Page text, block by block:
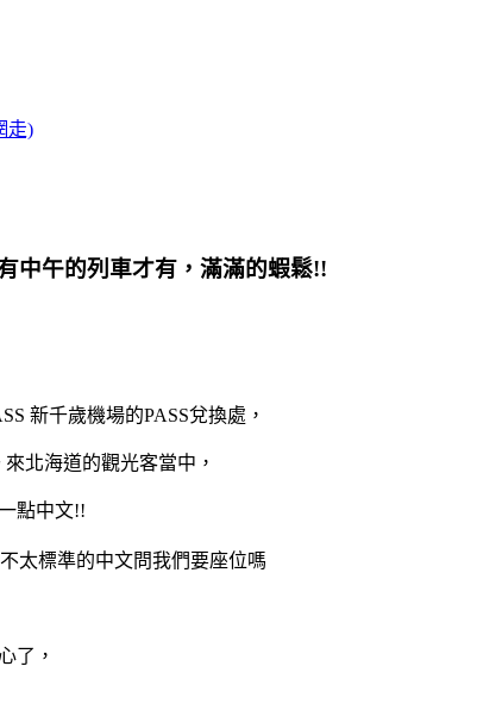
走)
中午的列車才有，滿滿的蝦鬆!!
新千歲機場的PASS兌換處，
北海道的觀光客當中，
點中文!!
太標準的中文問我們要座位嗎
了，